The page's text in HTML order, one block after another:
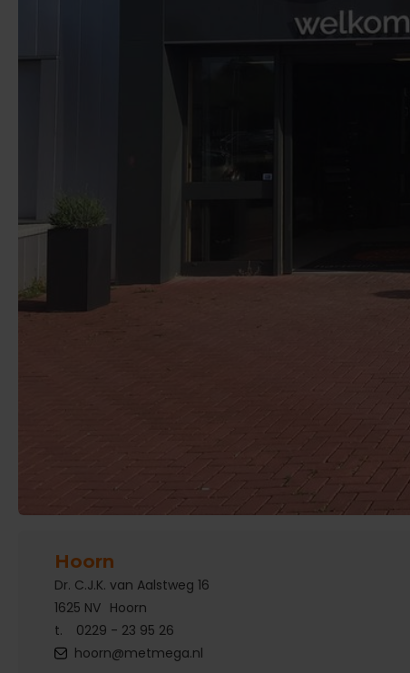
Hoorn
Dr. C.J.K. van Aalstweg 16
1625 NV Hoorn
t.
0229 - 23 95 26
hoorn@metmega.nl